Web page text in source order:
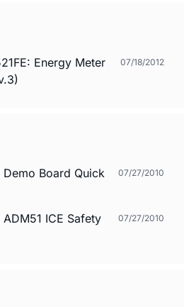
Energy Meter
07/18/2012
Demo Board Quick
07/27/2010
ICE Safety
07/27/2010